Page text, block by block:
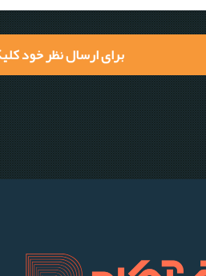
برای ارسال نظر خود